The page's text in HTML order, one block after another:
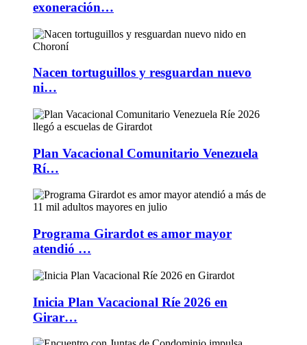
exoneración…
Nacen tortuguillos y resguardan nuevo
ni…
Plan Vacacional Comunitario Venezuela
Rí…
Programa Girardot es amor mayor
atendió …
Inicia Plan Vacacional Ríe 2026 en
Girar…